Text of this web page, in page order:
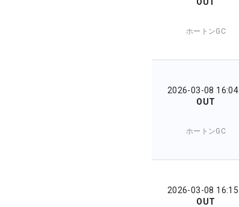
ホートンGC
2026-03-08 16:04
OUT
ホートンGC
2026-03-08 16:15
OUT